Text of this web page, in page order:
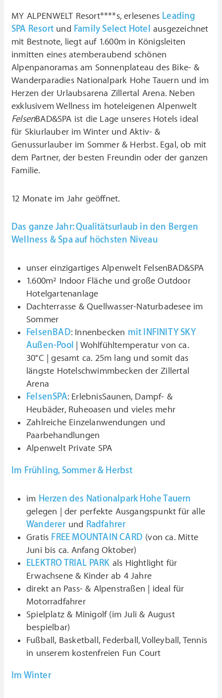
MY ALPENWELT Resort****s, erlesenes Leading
SPA Resort und Family Select Hotel ausgezeichnet
mit Bestnote, liegt auf 1.600m in Königsleiten
inmitten eines atemberaubend schönen
Alpenpanoramas am Sonnenplateau des Bike- &
Wanderparadies Nationalpark Hohe Tauern und im
Herzen der Urlaubsarena Zillertal Arena. Neben
exklusivem Wellness im hoteleigenen Alpenwelt
FelsenBAD&SPA ist die Lage unseres Hotels ideal
für Skiurlauber im Winter und Aktiv- &
Genussurlauber im Sommer & Herbst. Egal, ob mit
dem Partner, der besten Freundin oder der ganzen
Familie.
12 Monate im Jahr geöffnet.
Das ganze Jahr: Qualitätsurlaub in den Bergen
Wellness & Spa auf höchsten Niveau
unser einzigartiges Alpenwelt FelsenBAD&SPA
1.600m² Indoor Fläche und große Outdoor
Hotelgartenanlage
Dachterrasse & Quellwasser-Naturbadesee im
Sommer
FelsenBAD: Innenbecken mit INFINITY SKY
Außen-Pool
| Wohlfühltemperatur von ca.
30°C | gesamt ca. 25m lang und somit das
längste Hotelschwimmbecken der Zillertal
Arena
FelsenSPA: ErlebnisSaunen, Dampf- &
Heubäder, Ruheoasen und vieles mehr
Zahlreiche Einzelanwendungen und
Paarbehandlungen
Alpenwelt Private SPA
Im Frühling, Sommer & Herbst
im Herzen des Nationalpark Hohe Tauern
gelegen | der perfekte Ausgangspunkt für alle
Wandererund Radfahrer
Gratis FREE MOUNTAIN CARD (von ca. Mitte
Juni bis ca. Anfang Oktober)
ELEKTRO TRIAL PARK als Hightlight für
Erwachsene & Kinder ab 4 Jahre
direkt an Pass- & Alpenstraßen | ideal für
Motorradfahrer
Spielplatz & Minigolf (im Juli & August
bespielbar)
Fußball, Basketball, Federball, Volleyball, Tennis
in unserem kostenfreien Fun Court
Im Winter